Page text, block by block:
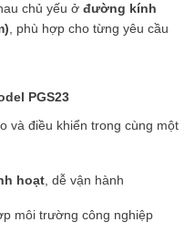
chủ yếu ở đường kính
, phù hợp cho từng yêu cầu
PGS23
và điều khiển trong cùng một
hoạt , dễ vận hành
môi trường công nghiệp